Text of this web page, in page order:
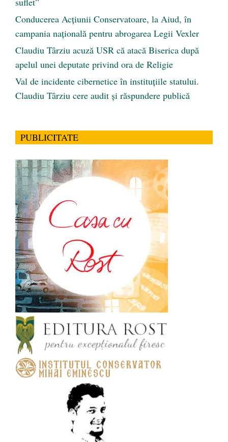
Conducerea Acțiunii Conservatoare, la Aiud, în
campania națională pentru abrogarea Legii Vexler
Claudiu Târziu acuză USR că atacă Biserica după
apelul unei deputate privind ora de Religie
Val de incidente cibernetice în instituțiile statului.
Claudiu Târziu cere audit și răspundere publică
PUBLICITATE